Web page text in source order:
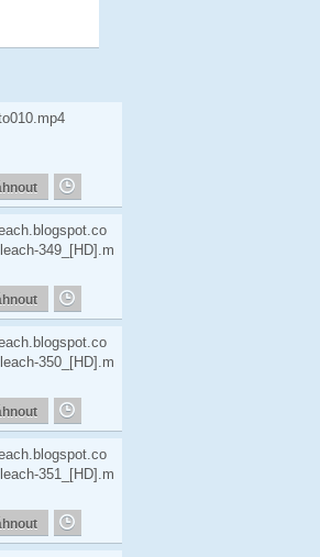
349_[HD].m
350_[HD].m
351_[HD].m